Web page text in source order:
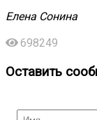
Елена Сонина
698249
Оставить